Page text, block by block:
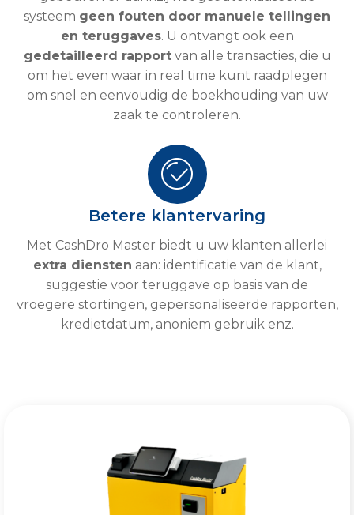
systeem geen fouten door manuele tellingen
en teruggaves. U ontvangt ook een
gedetailleerd rapportvan alle transacties, die u
om het even waar in real time kunt raadplegen
om snel en eenvoudig de boekhouding van uw
zaak te controleren.
Betere klantervaring
Met CashDro Master biedt u uw klanten allerlei
extra diensten aan: identificatie van de klant,
suggestie voor teruggave op basis van de
vroegere stortingen, gepersonaliseerde rapporten,
kredietdatum, anoniem gebruik enz.